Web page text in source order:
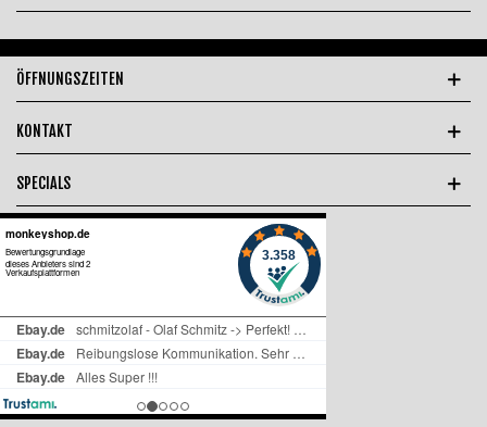
ÖFFNUNGSZEITEN
KONTAKT
SPECIALS